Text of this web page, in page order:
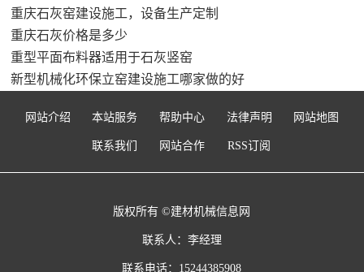
重庆石灰窑建设施工，设备生产定制
重庆石灰价格是多少
重型平面布料器适用于石灰竖窑
新型机械化环保立窑建设施工哪家做的好
网站介绍 本站服务 帮助中心 法律声明 网站地图
联系我们 网站合作 RSS订阅
版权所有 ©建材机械信息网
联系人：李经理
联系电话：15244385908